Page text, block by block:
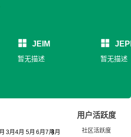
JEIM
暂无描述 暂无描述
用户活跃度